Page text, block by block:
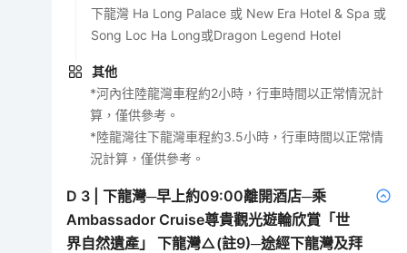
下龍灣 Ha Long Palace 或 New Era Hotel & Spa 或
Song Loc Ha Long或Dragon Legend Hotel
其他
*河內往陸龍灣車程約2小時，行車時間以正常情況計
算，僅供參考。
*陸龍灣往下龍灣車程約3.5小時，行車時間以正常情
況計算，僅供參考。
D 3 |下龍灣─早上約09:00離開酒店─乘
Ambassador Cruise尊貴觀光遊輪欣賞「世
界自然遺產」 下龍灣△(註9)─途經下龍灣及拜